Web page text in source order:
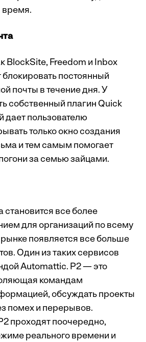
время.
BlockSite, Freedom и Inbox
постоянный
почты в течение дня. У
собственный плагин Quick
дает пользователю
только окно создания
и тем самым помогает
за семью зайцами.
становится все более
для организаций по всему
рынке появляется все больше
Один из таких сервисов
Automattic. P2 — это
командам
обсуждать проекты
помех и перерывов.
проходят поочередно,
реального времени и